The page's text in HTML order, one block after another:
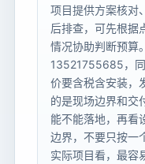
项目提供方案核对
后排查，可先根据
情况协助判断预算
13521755685，
价要含税含安装，
的是现场边界和交
能不能落地，再看
边界，不要只按一
实际项目看，最容